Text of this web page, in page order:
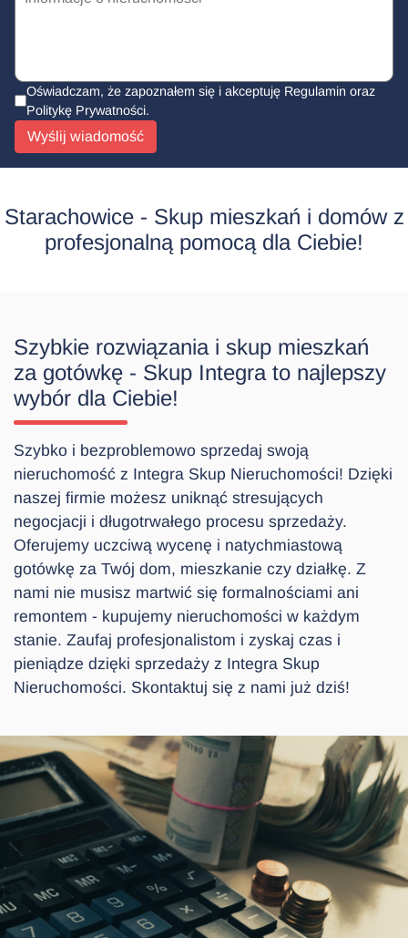
Oświadczam, że zapoznałem się i akceptuję Regulamin oraz
Politykę Prywatności.
Wyślij wiadomość
Starachowice - Skup mieszkań i domów z
profesjonalną pomocą dla Ciebie!
Szybkie rozwiązania i skup mieszkań
za gotówkę - Skup Integra to najlepszy
wybór dla Ciebie!
Szybko i bezproblemowo sprzedaj swoją
nieruchomość z Integra Skup Nieruchomości! Dzięki
naszej firmie możesz uniknąć stresujących
negocjacji i długotrwałego procesu sprzedaży.
Oferujemy uczciwą wycenę i natychmiastową
gotówkę za Twój dom, mieszkanie czy działkę. Z
nami nie musisz martwić się formalnościami ani
remontem - kupujemy nieruchomości w każdym
stanie. Zaufaj profesjonalistom i zyskaj czas i
pieniądze dzięki sprzedaży z Integra Skup
Nieruchomości. Skontaktuj się z nami już dziś!